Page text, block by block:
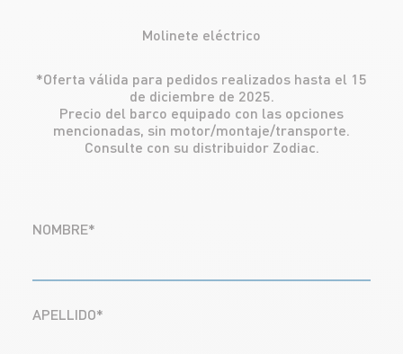
Molinete eléctrico
*Oferta válida para pedidos realizados hasta el 15
de diciembre de 2025.
Precio del barco equipado con las opciones
mencionadas, sin motor/montaje/transporte.
Consulte con su distribuidor Zodiac.
NOMBRE*
APELLIDO*